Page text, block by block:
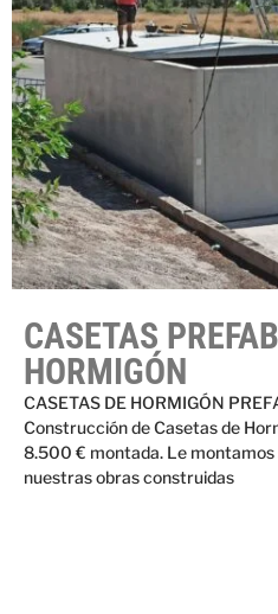
CASETAS
HORMIGÓN
CASETAS DE HORMIGÓN
Construcción de Casetas de
8.500 € montada. Le montamos
nuestras obras construidas